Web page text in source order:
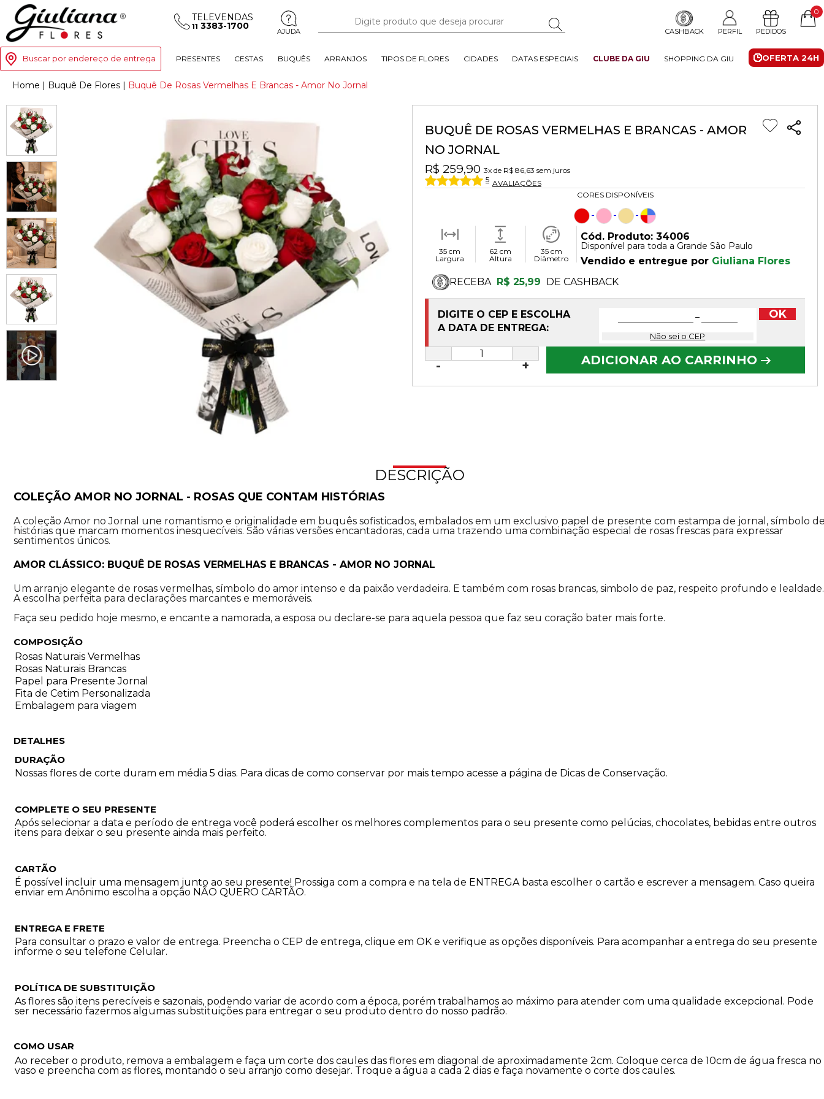
TELEVENDAS
11 3383-1700 AJUDA CASHBACK PERFIL PEDIDOS
0
Buscar por endereço de entrega OFERTA 24H
PRESENTES CESTAS BUQUÊS ARRANJOS TIPOS DE FLORES CIDADES DATAS ESPECIAIS CLUBE DA GIU SHOPPING DA GIU
Home | Buquê De Flores | Buquê De Rosas Vermelhas E Brancas - Amor No Jornal
BUQUÊ DE ROSAS VERMELHAS E BRANCAS - AMOR
NO JORNAL
R$ 259,90 3x de R$ 86,63 sem juros
5 AVALIAÇÕES
CORES DISPONÍVEIS
35 cm
Largura
62 cm
Altura
35 cm
Diâmetro
Cód. Produto: 34006
Disponível para toda a Grande São Paulo
Vendido e entregue por Giuliana Flores
RECEBA R$ 25,99 DE CASHBACK
DIGITE O CEP E ESCOLHA
A DATA DE ENTREGA:
−
Não sei o CEP
OK
+
- ADICIONAR AO CARRINHO
DESCRIÇÃO
COLEÇÃO AMOR NO JORNAL - ROSAS QUE CONTAM HISTÓRIAS
A coleção Amor no Jornal une romantismo e originalidade em buquês sofisticados, embalados em um exclusivo papel de presente com estampa de jornal, símbolo
histórias que marcam momentos inesquecíveis. São várias versões encantadoras, cada uma trazendo uma combinação especial de rosas frescas para expressar
sentimentos únicos.
AMOR CLÁSSICO: BUQUÊ DE ROSAS VERMELHAS E BRANCAS - AMOR NO JORNAL
Um arranjo elegante de rosas vermelhas, símbolo do amor intenso e da paixão verdadeira. E também com rosas brancas, simbolo de paz, respeito profundo e lealdade.
A escolha perfeita para declarações marcantes e memoráveis.
Faça seu pedido hoje mesmo, e encante a namorada, a esposa ou declare-se para aquela pessoa que faz seu coração bater mais forte.
COMPOSIÇÃO
Rosas Naturais Vermelhas
Rosas Naturais Brancas
Papel para Presente Jornal
Fita de Cetim Personalizada
Embalagem para viagem
DETALHES
DURAÇÃO
Nossas flores de corte duram em média 5 dias. Para dicas de como conservar por mais tempo acesse a página de Dicas de Conservação.
COMPLETE O SEU PRESENTE
Após selecionar a data e período de entrega você poderá escolher os melhores complementos para o seu presente como pelúcias, chocolates, bebidas entre outros
itens para deixar o seu presente ainda mais perfeito.
CARTÃO
É possível incluir uma mensagem junto ao seu presente! Prossiga com a compra e na tela de ENTREGA basta escolher o cartão e escrever a mensagem. Caso queira
enviar em Anônimo escolha a opção NÃO QUERO CARTÃO.
ENTREGA E FRETE
Para consultar o prazo e valor de entrega. Preencha o CEP de entrega, clique em OK e verifique as opções disponíveis. Para acompanhar a entrega do seu presente
informe o seu telefone Celular.
POLÍTICA DE SUBSTITUIÇÃO
As flores são itens perecíveis e sazonais, podendo variar de acordo com a época, porém trabalhamos ao máximo para atender com uma qualidade excepcional. Pode
ser necessário fazermos algumas substituições para entregar o seu produto dentro do nosso padrão.
COMO USAR
Ao receber o produto, remova a embalagem e faça um corte dos caules das flores em diagonal de aproximadamente 2cm. Coloque cerca de 10cm de água fresca no
vaso e preencha com as flores, montando o seu arranjo como desejar. Troque a água a cada 2 dias e faça novamente o corte dos caules.